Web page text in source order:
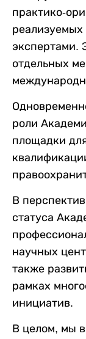
практико-
экспертами.
отдельных
роли
площадки
В
статуса
научных
также
рамках
инициатив.
В целом, мы